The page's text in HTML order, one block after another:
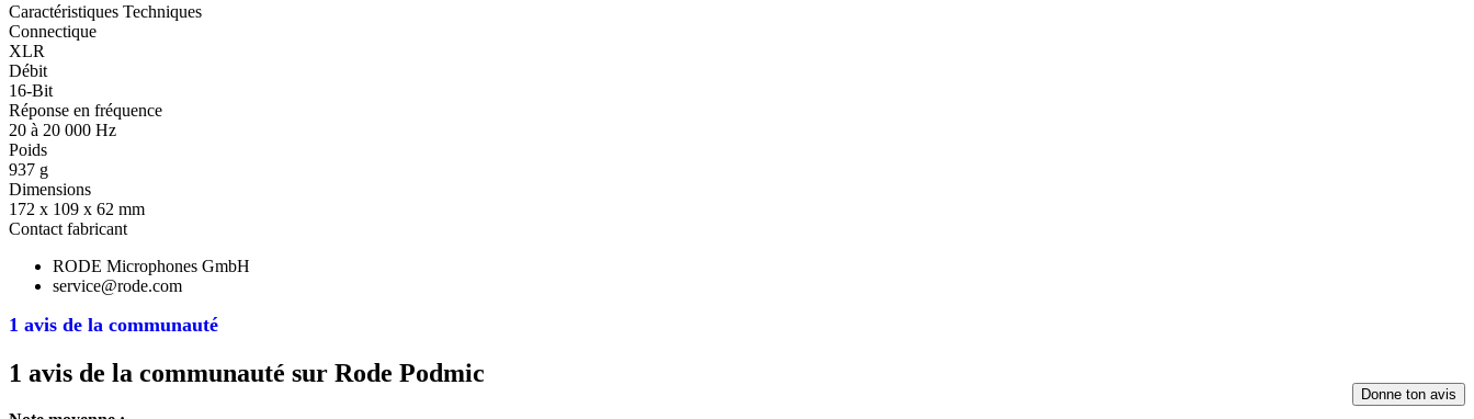
1 avis de la communauté
Caractéristiques Techniques
Connectique
XLR
Débit
16-Bit
Réponse en fréquence
20 à 20 000 Hz
Poids
937 g
Dimensions
172 x 109 x 62 mm
Contact fabricant
RODE Microphones GmbH
service@rode.com
1 avis de la communauté sur Rode Podmic
Donne ton avis